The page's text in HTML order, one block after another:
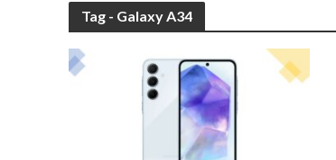
Tag - Galaxy A34